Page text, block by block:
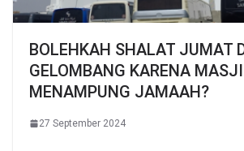
BOLEHKAH SHALAT JUMAT
GELOMBANG KARENA
MENAMPUNG JAMAAH?
27 September 2024